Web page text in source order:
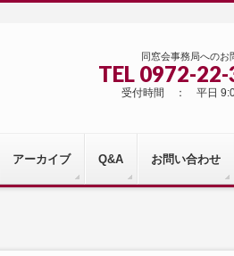
同窓会事務局へのお
TEL 0972-
受付時間 ： 平日
アーカイブ Q&A お問い合わせ